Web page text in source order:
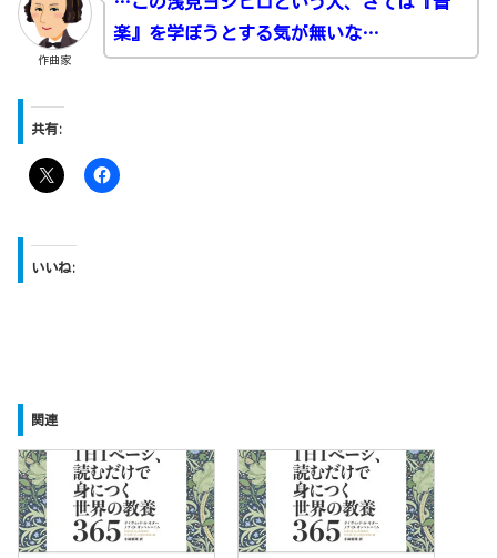
作曲家
楽』を学ぼうとする気が無いな…
共有:
いいね:
関連